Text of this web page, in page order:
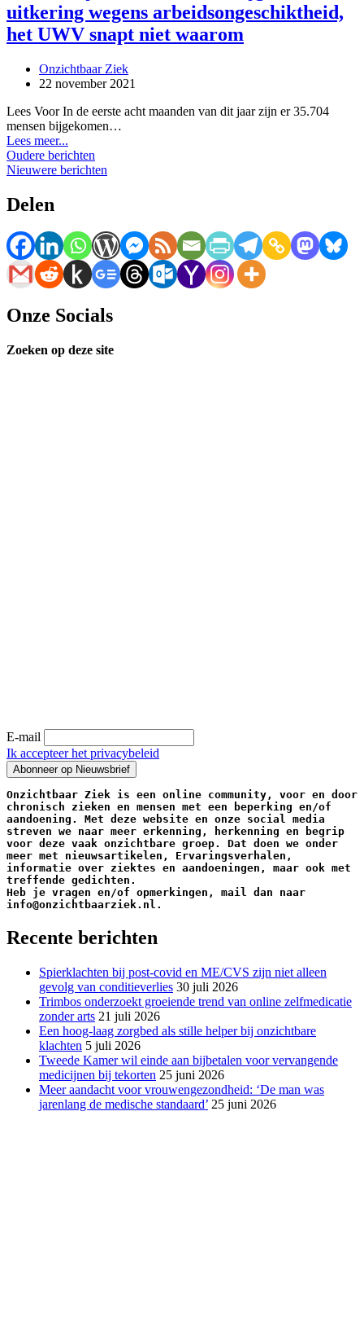
uitkering wegens arbeidsongeschiktheid,
het UWV snapt niet waarom
Onzichtbaar Ziek
22 november 2021
Lees Voor In de eerste acht maanden van dit jaar zijn er 35.704
mensen bijgekomen…
Lees meer...
Berichtennavigatie
Oudere berichten
Nieuwere berichten
Delen
Onze Socials
Facebook
Instagram
YouTube
Spotify
Zoeken op deze site
E-mail
Ik accepteer het privacybeleid
Onzichtbaar Ziek is een online community, voor en door
chronisch zieken en mensen met een beperking en/of
aandoening. Met deze website en onze social media
streven we naar meer erkenning, herkenning en begrip
voor deze vaak onzichtbare groep. Dat doen we onder
meer met nieuwsartikelen, Ervaringsverhalen,
informatie over ziektes en aandoeningen, maar ook met
treffende gedichten.
Heb je vragen en/of opmerkingen, mail dan naar
info@onzichtbaarziek.nl.
Recente berichten
Spierklachten bij post-covid en ME/CVS zijn niet alleen
gevolg van conditieverlies 30 juli 2026
Trimbos onderzoekt groeiende trend van online zelfmedicatie
zonder arts 21 juli 2026
Een hoog-laag zorgbed als stille helper bij onzichtbare
klachten 5 juli 2026
Tweede Kamer wil einde aan bijbetalen voor vervangende
medicijnen bij tekorten 25 juni 2026
Meer aandacht voor vrouwengezondheid: ‘De man was
jarenlang de medische standaard’ 25 juni 2026